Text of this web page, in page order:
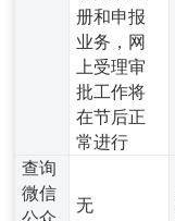
册和申报
业务，网
上受理审
批工作将
在节后正
常进行
查询
微信
无